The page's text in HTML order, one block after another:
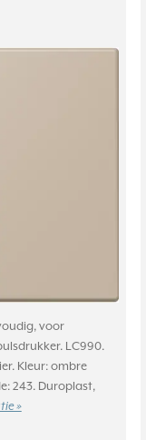
voor
LC990.
Kleur: ombre
243. Duroplast,
»